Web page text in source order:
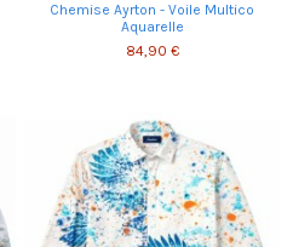
Chemise Ayrton - Voile Multico
Aquarelle
84,90 €